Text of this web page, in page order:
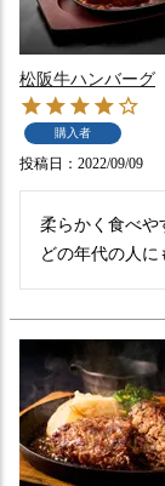
松阪牛ハンバーグ
購入者
投稿日 2022/09/09
柔らかく食べや
どの年代の人に